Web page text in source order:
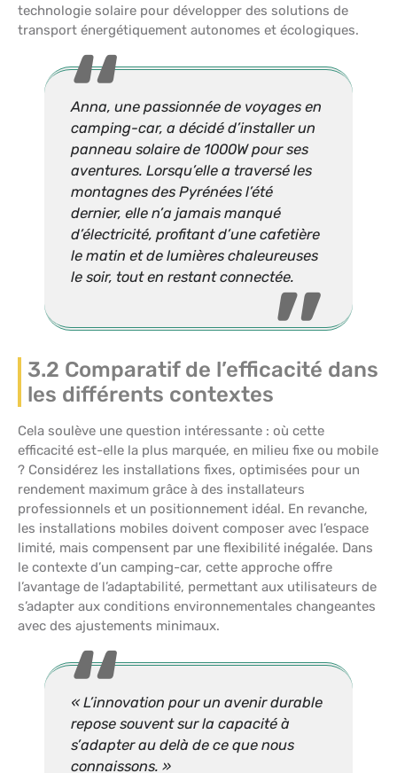
technologie solaire pour développer des solutions de
transport énergétiquement autonomes et écologiques.
Anna, une passionnée de voyages en
camping-car, a décidé d’installer un
panneau solaire de 1000W pour ses
aventures. Lorsqu’elle a traversé les
montagnes des Pyrénées l’été
dernier, elle n’a jamais manqué
d’électricité, profitant d’une cafetière
le matin et de lumières chaleureuses
le soir, tout en restant connectée.
3.2 Comparatif de l’efficacité dans
les différents contextes
Cela soulève une question intéressante : où cette
efficacité est-elle la plus marquée, en milieu fixe ou mobile
? Considérez les installations fixes, optimisées pour un
rendement maximum grâce à des installateurs
professionnels et un positionnement idéal. En revanche,
les installations mobiles doivent composer avec l’espace
limité, mais compensent par une flexibilité inégalée. Dans
le contexte d’un camping-car, cette approche offre
l’avantage de l’adaptabilité, permettant aux utilisateurs de
s’adapter aux conditions environnementales changeantes
avec des ajustements minimaux.
« L’innovation pour un avenir durable
repose souvent sur la capacité à
s’adapter au delà de ce que nous
connaissons. »